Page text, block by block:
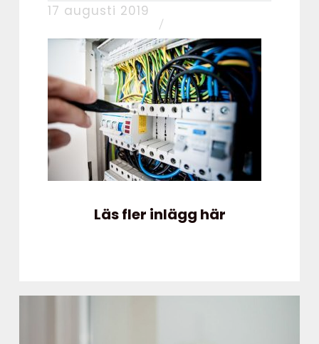
17 augusti 2019
Läs fler inlägg här